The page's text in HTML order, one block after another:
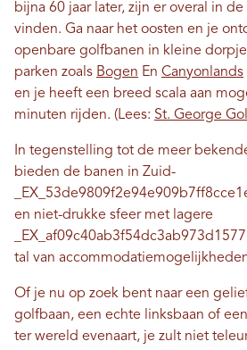
bijna 60 jaar later, zijn er overal in
vinden. Ga naar het oosten en je
openbare golfbanen in kleine
parken zoals Bogen En Canyonlands
en je heeft een breed scala aan
minuten rijden. (Lees: St. George
In tegenstelling tot de meer
bieden de banen in Zuid-
en niet-drukke sfeer met lagere
tal van
Of je nu op zoek bent naar een
golfbaan, een echte linksbaan of
ter wereld evenaart, je zult niet